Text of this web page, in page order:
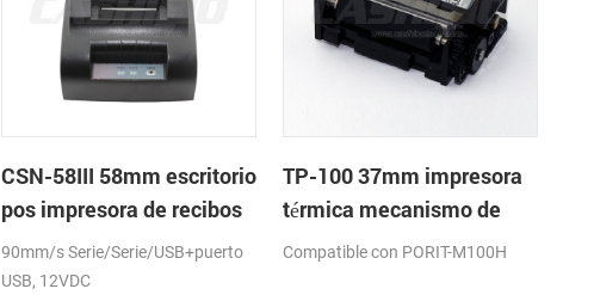
CSN-58III 58mm escritorio
pos impresora de recibos
térmica
90mm/s Serie/Serie/USB+puerto
USB, 12VDC
TP-100 37mm impresora
térmica mecanismo de
Compatible con PORIT-M100H